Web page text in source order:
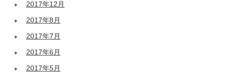
2017年12月
2017年8月
2017年7月
2017年6月
2017年5月